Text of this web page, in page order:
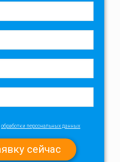
обработки персональных данных